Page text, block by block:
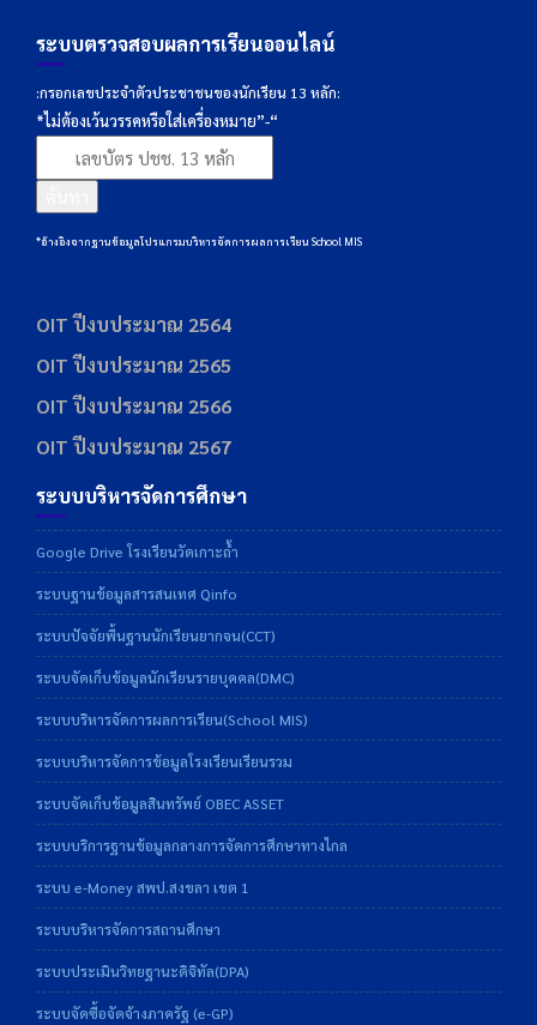
ระบบตรวจสอบผลการเรียนออนไลน์
:กรอกเลขประจำตัวประชาชนของนักเรียน 13 หลัก:
*ไม่ต้องเว้นวรรคหรือใส่เครื่องหมาย”-“
*อ้างอิงจากฐานข้อมูลโปรแกรมบริหารจัดการผลการเรียน School MIS
OIT ปีงบประมาณ 2564
OIT ปีงบประมาณ 2565
OIT ปีงบประมาณ 2566
OIT ปีงบประมาณ 2567
ระบบบริหารจัดการศึกษา
Google Drive โรงเรียนวัดเกาะถ้ำ
ระบบฐานข้อมูลสารสนเทศ Qinfo
ระบบปัจจัยพื้นฐานนักเรียนยากจน(CCT)
ระบบจัดเก็บข้อมูลนักเรียนรายบุคคล(DMC)
ระบบบริหารจัดการผลการเรียน(School MIS)
ระบบบริหารจัดการข้อมูลโรงเรียนเรียนรวม
ระบบจัดเก็บข้อมูลสินทรัพย์ OBEC ASSET
ระบบบริการฐานข้อมูลกลางการจัดการศึกษาทางไกล
ระบบ e-Money สพป.สงขลา เขต 1
ระบบบริหารจัดการสถานศึกษา
ระบบประเมินวิทยฐานะดิจิทัล(DPA)
ระบบจัดซื้อจัดจ้างภาครัฐ (e-GP)